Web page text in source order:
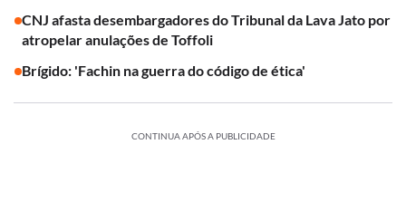
CNJ afasta desembargadores do Tribunal da Lava Jato por
atropelar anulações de Toffoli
Brígido: 'Fachin na guerra do código de ética'
CONTINUA APÓS A PUBLICIDADE